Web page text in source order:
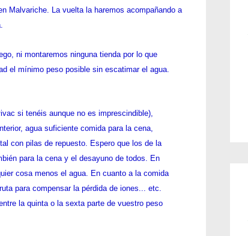
Atajo del Paleto que es la ruta más corta para
Leiva, Fuente Blanca y finalmente Malvariche
compañeros y compañeras hasta el Collado
peso posible sin escatimar el agua.
si tenéis
y
repuesto.
allí